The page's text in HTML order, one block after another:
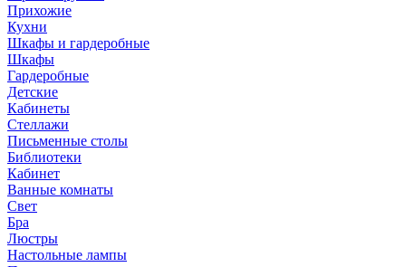
Прихожие
Кухни
Шкафы и гардеробные
Шкафы
Гардеробные
Детские
Кабинеты
Стеллажи
Письменные столы
Библиотеки
Кабинет
Ванные комнаты
Свет
Бра
Люстры
Настольные лампы